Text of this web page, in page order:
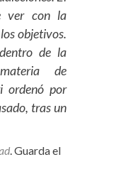
ver con la
objetivos.
de la
de
ordenó por
tras un
. Guarda el